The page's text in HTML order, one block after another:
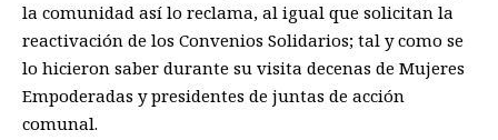
la comunidad así lo reclama, al igual que solicitan la
reactivación de los Convenios Solidarios; tal y como se
lo hicieron saber durante su visita decenas de Mujeres
Empoderadas y presidentes de juntas de acción
comunal.